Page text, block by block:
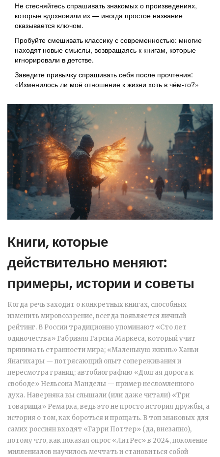
Не стесняйтесь спрашивать знакомых о произведениях,
которые вдохновили их — иногда простое название
оказывается ключом.
Пробуйте смешивать классику с современностью: многие
находят новые смыслы, возвращаясь к книгам, которые
игнорировали в детстве.
Заведите привычку спрашивать себя после прочтения:
«Изменилось ли моё отношение к жизни хоть в чём-то?»
Книги, которые
действительно меняют:
примеры, истории и советы
Когда речь заходит о конкретных книгах, способных
изменить мировоззрение, всегда появляется личный
рейтинг. В России традиционно упоминают «Сто лет
одиночества» Габриэля Гарсиа Маркеса, который учит
принимать странности мира; «Маленькую жизнь» Ханьи
Янагихары — потрясающий опыт сопереживания и
пересмотра границ; автобиографию «Долгая дорога к
свободе» Нельсона Манделы — пример несломленного
духа. Наверняка вы слышали (или даже читали) «Три
товарища» Ремарка, ведь это не просто история дружбы, а
история о том, как бороться и прощать. В топ знаковых для
самих россиян входят «Гарри Поттер» (да, внезапно),
потому что, как показал опрос «ЛитРес» в 2024, поколение
миллениалов научилось мечтать и становиться собой